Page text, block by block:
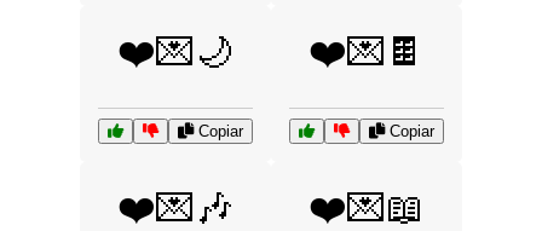
❤️💌🌙
Copiar
❤️💌🍫
Copiar
❤️💌🎶 ❤️💌📖